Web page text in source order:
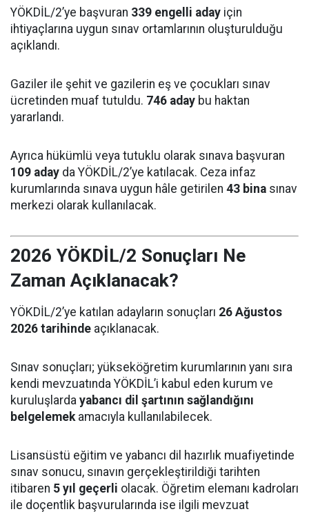
YÖKDİL/2’ye başvuran 339 engelli aday için
ihtiyaçlarına uygun sınav ortamlarının oluşturulduğu
açıklandı.
Gaziler ile şehit ve gazilerin eş ve çocukları sınav
ücretinden muaf tutuldu. 746 aday bu haktan
yararlandı.
Ayrıca hükümlü veya tutuklu olarak sınava başvuran
109 aday da YÖKDİL/2’ye katılacak. Ceza infaz
kurumlarında sınava uygun hâle getirilen 43 bina sınav
merkezi olarak kullanılacak.
2026 YÖKDİL/2 Sonuçları Ne
Zaman Açıklanacak?
YÖKDİL/2’ye katılan adayların sonuçları 26 Ağustos
2026 tarihinde açıklanacak.
Sınav sonuçları; yükseköğretim kurumlarının yanı sıra
kendi mevzuatında YÖKDİL’i kabul eden kurum ve
kuruluşlarda yabancı dil şartının sağlandığını
belgelemek amacıyla kullanılabilecek.
Lisansüstü eğitim ve yabancı dil hazırlık muafiyetinde
sınav sonucu, sınavın gerçekleştirildiği tarihten
itibaren 5 yıl geçerli olacak. Öğretim elemanı kadroları
ile doçentlik başvurularında ise ilgili mevzuat